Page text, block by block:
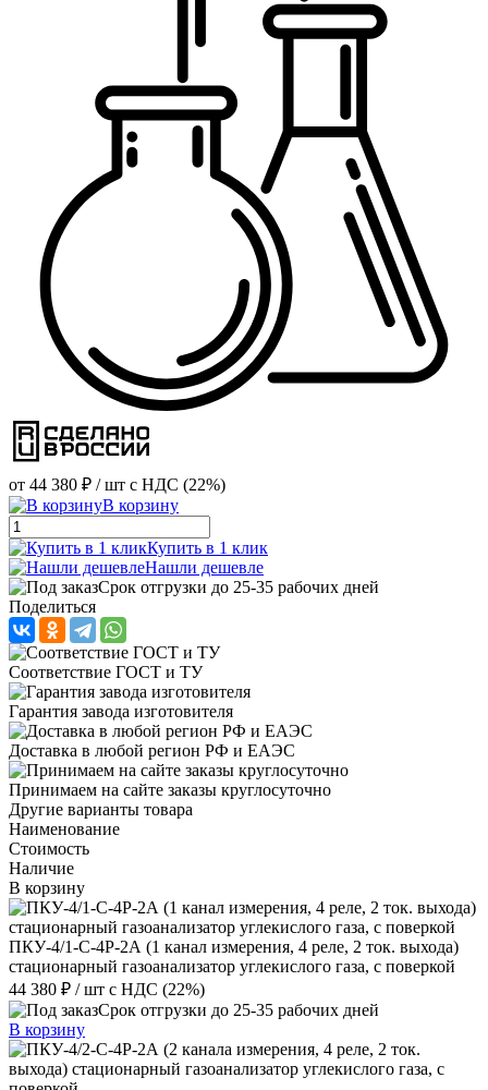
от 44 380 ₽ / шт с НДС (22%)
В корзину
Купить в 1 клик
Нашли дешевле
Срок отгрузки до 25-35 рабочих дней
Поделиться
Соответствие ГОСТ и ТУ
Гарантия завода изготовителя
Доставка в любой регион РФ и ЕАЭС
Принимаем на сайте заказы круглосуточно
Другие варианты товара
Наименование
Стоимость
Наличие
В корзину
ПКУ-4/1-С-4Р-2А (1 канал измерения, 4 реле, 2 ток. выхода)
стационарный газоанализатор углекислого газа, с поверкой
44 380 ₽ / шт с НДС (22%)
Срок отгрузки до 25-35 рабочих дней
В корзину